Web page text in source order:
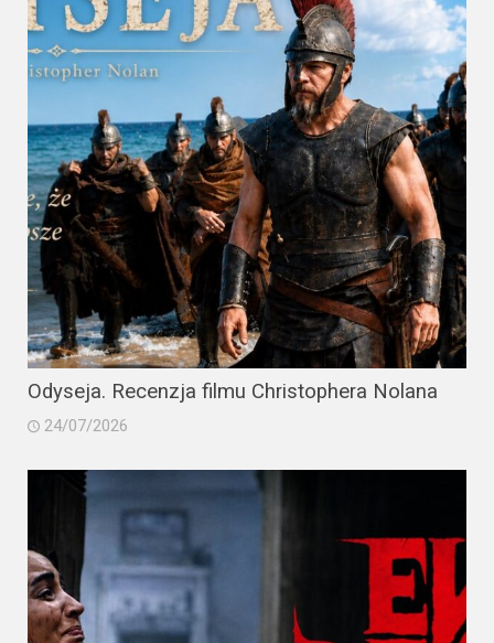
Odyseja. Recenzja filmu Christophera Nolana
24/07/2026